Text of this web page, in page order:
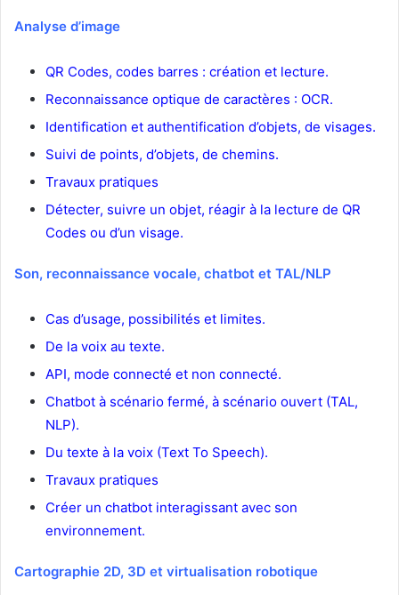
Analyse d’image
QR Codes, codes barres : création et lecture.
Reconnaissance optique de caractères : OCR.
Identification et authentification d’objets, de visages.
Suivi de points, d’objets, de chemins.
Travaux pratiques
Détecter, suivre un objet, réagir à la lecture de QR
Codes ou d’un visage.
Son, reconnaissance vocale, chatbot et TAL/NLP
Cas d’usage, possibilités et limites.
De la voix au texte.
API, mode connecté et non connecté.
Chatbot à scénario fermé, à scénario ouvert (TAL,
NLP).
Du texte à la voix (Text To Speech).
Travaux pratiques
Créer un chatbot interagissant avec son
environnement.
Cartographie 2D, 3D et virtualisation robotique